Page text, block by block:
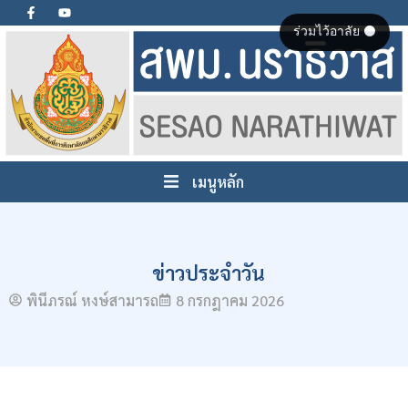
เมนูหลัก
ข่าวประจำวัน
พินีภรณ์ หงษ์สามารถ 8 กรกฎาคม 2026
ร่วมไว้อาลัย ⚫